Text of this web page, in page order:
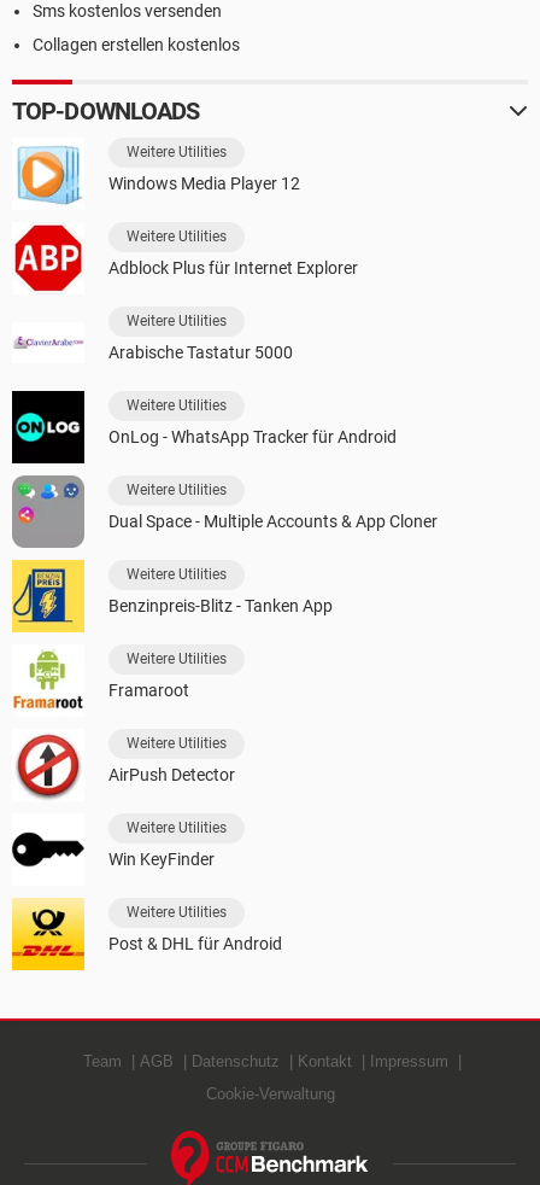
Sms kostenlos versenden
Collagen erstellen kostenlos
TOP-DOWNLOADS
Weitere Utilities
Windows Media Player 12
Weitere Utilities
Adblock Plus für Internet Explorer
Weitere Utilities
Arabische Tastatur 5000
Weitere Utilities
OnLog - WhatsApp Tracker für Android
Weitere Utilities
Dual Space - Multiple Accounts & App Cloner
Weitere Utilities
Benzinpreis-Blitz - Tanken App
Weitere Utilities
Framaroot
Weitere Utilities
AirPush Detector
Weitere Utilities
Win KeyFinder
Weitere Utilities
Post & DHL für Android
Team AGB Datenschutz Kontakt
Impressum
Cookie-Verwaltung